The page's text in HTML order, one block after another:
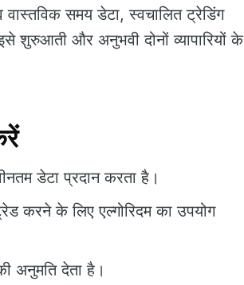
समय डेटा, स्वचालित ट्रेडिंग
शुरुआती और अनुभवी दोनों व्यापारियों के
डेटा प्रदान करता है।
करने के लिए एल्गोरिदम का उपयोग
अनुमति देता है।